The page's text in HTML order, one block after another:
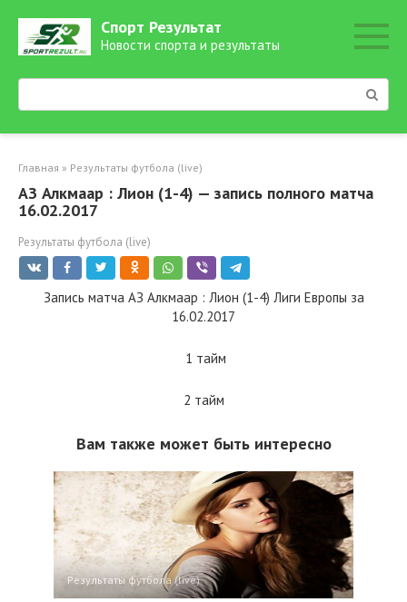
контенту
Спорт Результат
Новости спорта и результаты
Поиск:
Главная » Результаты футбола (live)
АЗ Алкмаар : Лион (1-4) — запись полного матча
16.02.2017
Результаты футбола (live)
Запись матча АЗ Алкмаар : Лион (1-4) Лиги Европы за
16.02.2017
1 тайм
2 тайм
Вам также может быть интересно
Результаты футбола (live)